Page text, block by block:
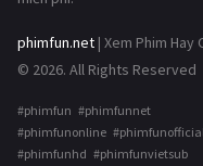
phimfun.net | Xem Phim Hay
© 2026. All Rights Reserved
#phimfun #phimfunnet
#phimfunonline
#phimfunhd #phimfunvietsub